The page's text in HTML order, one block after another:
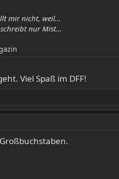
mir nicht, weil...
nur Mist...
Viel Spaß im DFF!